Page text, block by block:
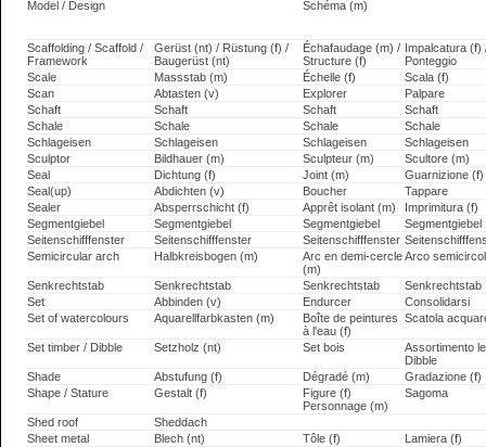
Model / Design
Schéma (m)
Scaffolding / Scaffold /
Framework
Gerüst (nt) / Rüstung (f) /
Baugerüst (nt)
Échafaudage (m) /
Structure (f)
Impalcatura (f)
Ponteggio
Scale
Massstab (m) Échelle (f)
Scala (f)
Scan
Abtasten (v) Explorer
Palpare
Schaft
Schaft Schaft
Schaft
Schale
Schale Schale
Schale
Schlageisen
Schlageisen Schlageisen
Schlageisen
Sculptor
Bildhauer (m) Sculpteur (m)
Scultore (m)
Seal
Dichtung (f) Joint (m)
Guarnizione (f)
Seal(up)
Abdichten (v) Boucher
Tappare
Sealer
Absperrschicht (f) Apprêt isolant (m)
Imprimitura (f)
Segmentgiebel
Segmentgiebel Segmentgiebel
Segmentgiebel
Seitenschifffenster
Seitenschifffenster Seitenschifffenster
Semicircular arch
Halbkreisbogen (m)
Arc en demi-cercle
(m)
Arco
Senkrechtstab Senkrechtstab Senkrechtstab
Senkrechtstab
Set
Abbinden (v) Endurcer
Consolidarsi
Set of watercolours
Aquarellfarbkasten (m)
Boîte de peintures
à l'eau (f)
Scatola
Set timber / Dibble Setzholz (nt) Set bois
Assortimento
Dibble
Shade
Abstufung (f) Dégradé (m)
Gradazione (f)
Shape / Stature
Gestalt (f)
Figure (f)
Personnage (m)
Sagoma
Shed roof
Sheddach
Sheet metal
Blech (nt) Tôle (f)
Lamiera (f)